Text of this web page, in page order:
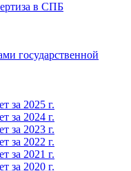
в СПБ
государственной
за 2025 г.
за 2024 г.
за 2023 г.
за 2022 г.
за 2021 г.
за 2020 г.